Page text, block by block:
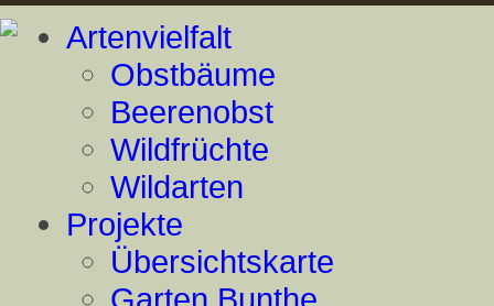
Artenvielfalt
Obstbäume
Beerenobst
Wildfrüchte
Wildarten
Projekte
Übersichtskarte